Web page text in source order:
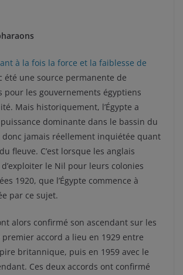
à la fois la force et la faiblesse de
été une source permanente de
pour les gouvernements égyptiens
Mais historiquement, l’Égypte a
dominante dans le bassin du
donc jamais réellement inquiétée quant
fleuve. C’est lorsque les anglais
le Nil pour leurs colonies
1920, que l’Égypte commence à
par ce sujet.
alors confirmé son ascendant sur les
premier accord a lieu en 1929 entre
britannique, puis en 1959 avec le
Ces deux accords ont confirmé